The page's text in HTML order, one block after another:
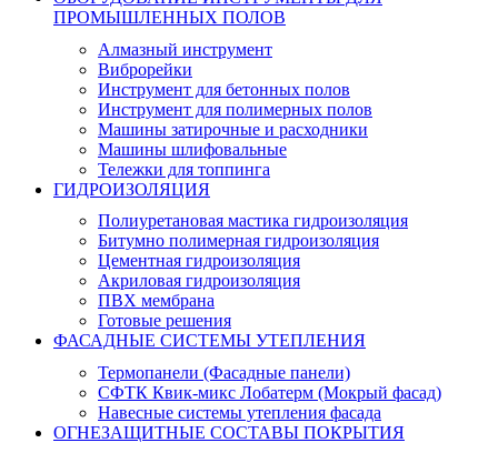
ПРОМЫШЛЕННЫХ ПОЛОВ
Алмазный инструмент
Виброрейки
Инструмент для бетонных полов
Инструмент для полимерных полов
Машины затирочные и расходники
Машины шлифовальные
Тележки для топпинга
ГИДРОИЗОЛЯЦИЯ
Полиуретановая мастика гидроизоляция
Битумно полимерная гидроизоляция
Цементная гидроизоляция
Акриловая гидроизоляция
ПВХ мембрана
Готовые решения
ФАСАДНЫЕ СИСТЕМЫ УТЕПЛЕНИЯ
Термопанели (Фасадные панели)
СФТК Квик-микс Лобатерм (Мокрый фасад)
Навесные системы утепления фасада
ОГНЕЗАЩИТНЫЕ СОСТАВЫ ПОКРЫТИЯ